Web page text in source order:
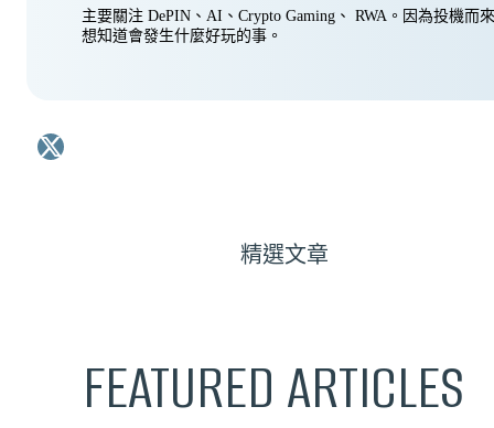
主要關注 DePIN、AI、Crypto Gaming、 RWA。因為投機而
想知道會發生什麼好玩的事。
FEATURED ARTICLES
精選文章